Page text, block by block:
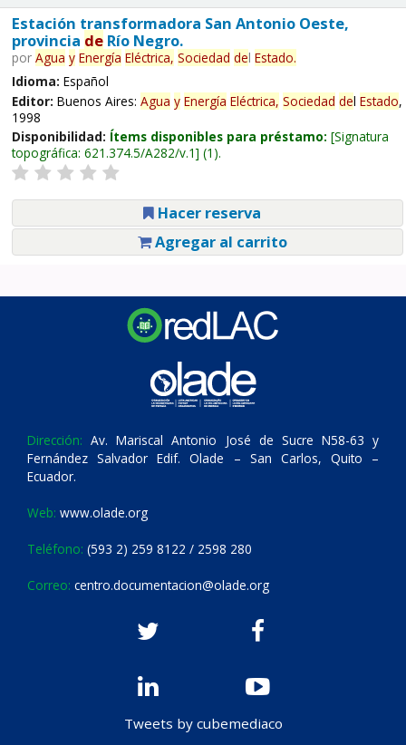
Estación transformadora San Antonio Oeste,
provincia deRío Negro.
por Agua y Energía Eléctrica, Sociedad del Estado.
Idioma: Español
Editor: Buenos Aires: Agua y Energía Eléctrica, Sociedad del Estado,
1998
Disponibilidad: Ítems disponibles para préstamo: Signatura
topográfica: 621.374.5/A282/v.1 (1).
Hacer reserva
Agregar al carrito
Dirección: Av. Mariscal Antonio José de Sucre N58-63 y
Fernández Salvador Edif. Olade – San Carlos, Quito –
Ecuador.
Web: www.olade.org
Teléfono: (593 2) 259 8122 / 2598 280
Correo: centro.documentacion@olade.org
Tweets by cubemediaco